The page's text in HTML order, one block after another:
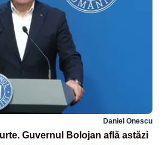
Daniel Onescu
Guvernul Bolojan află astăzi